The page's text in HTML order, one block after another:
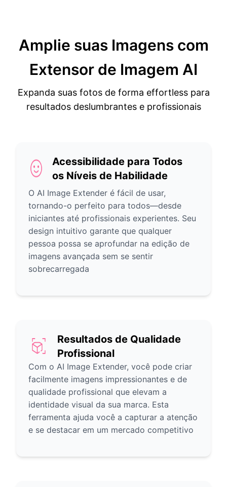
Amplie suas Imagens com
Extensor de Imagem AI
Expanda suas fotos de forma effortless para
resultados deslumbrantes e profissionais
Acessibilidade para Todos
os Níveis de Habilidade
O AI Image Extender é fácil de usar,
tornando-o perfeito para todos—desde
iniciantes até profissionais experientes. Seu
design intuitivo garante que qualquer
pessoa possa se aprofundar na edição de
imagens avançada sem se sentir
sobrecarregada
Resultados de Qualidade
Profissional
Com o AI Image Extender, você pode criar
facilmente imagens impressionantes e de
qualidade profissional que elevam a
identidade visual da sua marca. Esta
ferramenta ajuda você a capturar a atenção
e se destacar em um mercado competitivo